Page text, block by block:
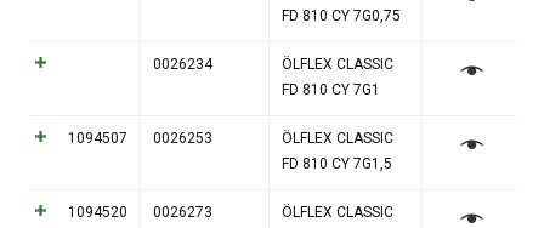
FD 810 CY 7G0,75
0026234
ÖLFLEX CLASSIC
FD 810 CY 7G1
1094507 0026253
ÖLFLEX CLASSIC
FD 810 CY 7G1,5
1094520 0026273
ÖLFLEX CLASSIC